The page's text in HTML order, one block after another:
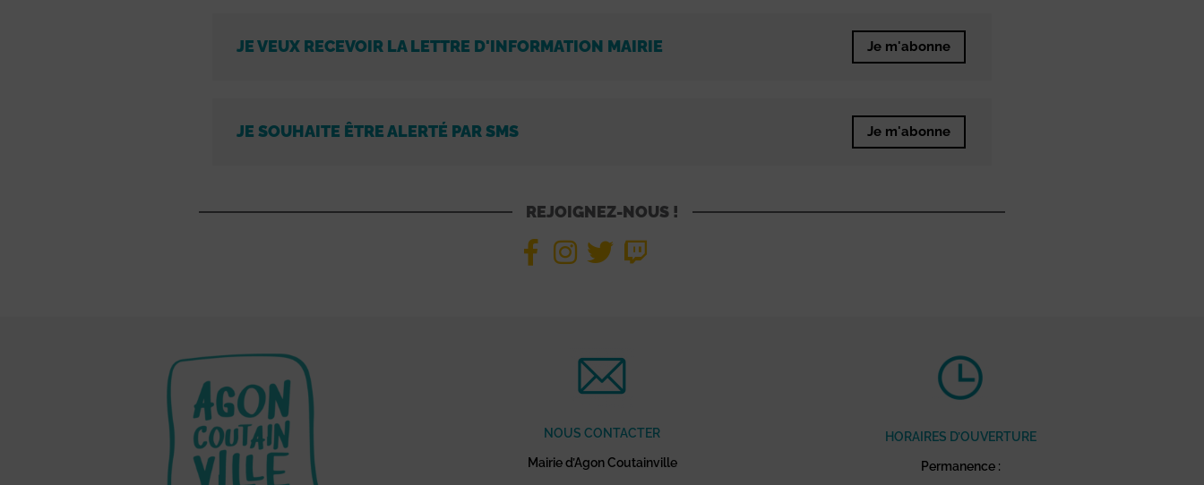
JE VEUX RECEVOIR LA LETTRE D'INFORMATION MAIRIE Je m'abonne
JE SOUHAITE ÊTRE ALERTÉ PAR SMS Je m'abonne
REJOIGNEZ-NOUS !
NOUS CONTACTER
Mairie d’Agon Coutainville
HORAIRES D’OUVERTURE
Permanence :